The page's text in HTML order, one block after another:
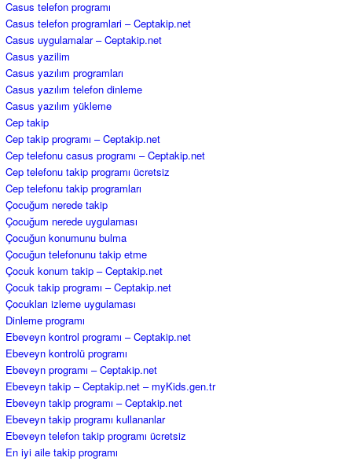
Casus telefon programı
Casus telefon programlari – Ceptakip.net
Casus uygulamalar – Ceptakip.net
Casus yazilim
Casus yazılım programları
Casus yazılım telefon dinleme
Casus yazılım yükleme
Cep takip
Cep takip programı – Ceptakip.net
Cep telefonu casus programı – Ceptakip.net
Cep telefonu takip programı ücretsiz
Cep telefonu takip programları
Çocuğum nerede takip
Çocuğum nerede uygulaması
Çocuğun konumunu bulma
Çocuğun telefonunu takip etme
Çocuk konum takip – Ceptakip.net
Çocuk takip programı – Ceptakip.net
Çocukları izleme uygulaması
Dinleme programı
Ebeveyn kontrol programı – Ceptakip.net
Ebeveyn kontrolü programı
Ebeveyn programı – Ceptakip.net
Ebeveyn takip – Ceptakip.net – myKids.gen.tr
Ebeveyn takip programı – Ceptakip.net
Ebeveyn takip programı kullananlar
Ebeveyn telefon takip programı ücretsiz
En iyi aile takip programı